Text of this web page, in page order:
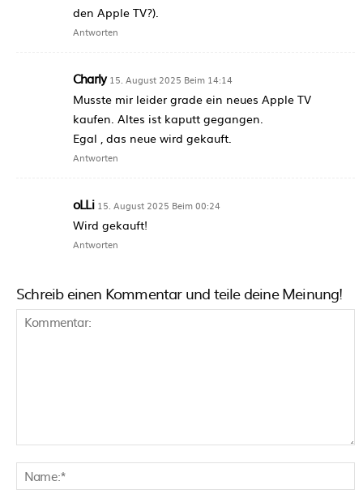
den Apple TV?).
Antworten
Charly 15. August 2025 Beim 14:14
Musste mir leider grade ein neues Apple TV
kaufen. Altes ist kaputt gegangen.
Egal , das neue wird gekauft.
Antworten
oLLi 15. August 2025 Beim 00:24
Wird gekauft!
Antworten
Schreib einen Kommentar und teile deine Meinung!